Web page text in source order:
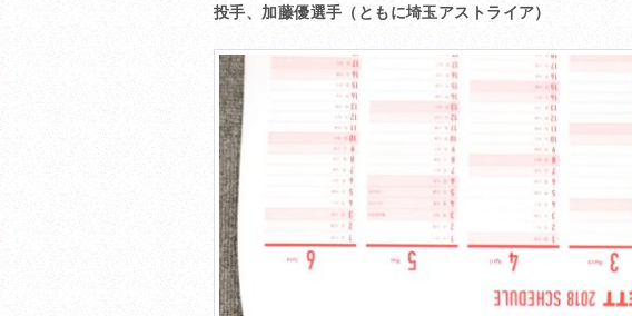
投手、加藤優選手（ともに埼玉アストライア）